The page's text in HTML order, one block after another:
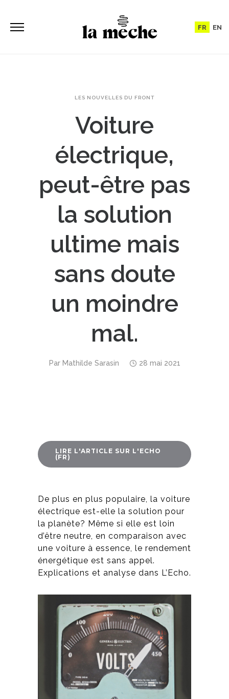
FR EN
LES NOUVELLES DU FRONT
Voiture
électrique,
peut-être pas
la solution
ultime mais
sans doute
un moindre
mal.
Par Mathilde Sarasin 28 mai 2021
LIRE L'ARTICLE SUR L'ECHO
(FR)
De plus en plus populaire, la voiture
électrique est-elle la solution pour
la planète? Même si elle est loin
d’être neutre, en comparaison avec
une voiture à essence, le rendement
énergétique est sans appel.
Explications et analyse dans L’Echo.